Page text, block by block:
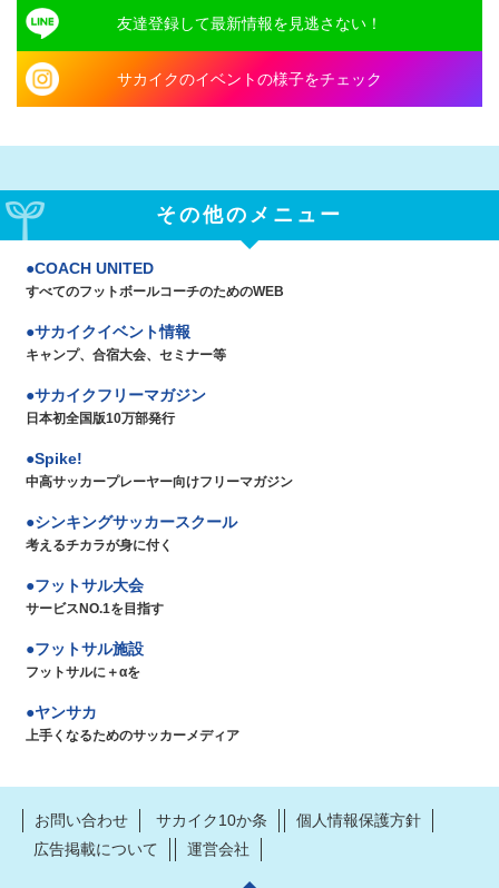
友達登録して最新情報を見逃さない！
サカイクのイベントの様子をチェック
その他のメニュー
COACH UNITED
すべてのフットボールコーチのためのWEB
サカイクイベント情報
キャンプ、合宿大会、セミナー等
サカイクフリーマガジン
日本初全国版10万部発行
Spike!
中高サッカープレーヤー向けフリーマガジン
シンキングサッカースクール
考えるチカラが身に付く
フットサル大会
サービスNO.1を目指す
フットサル施設
フットサルに＋αを
ヤンサカ
上手くなるためのサッカーメディア
お問い合わせ サカイク10か条
個人情報保護方針
広告掲載について
運営会社